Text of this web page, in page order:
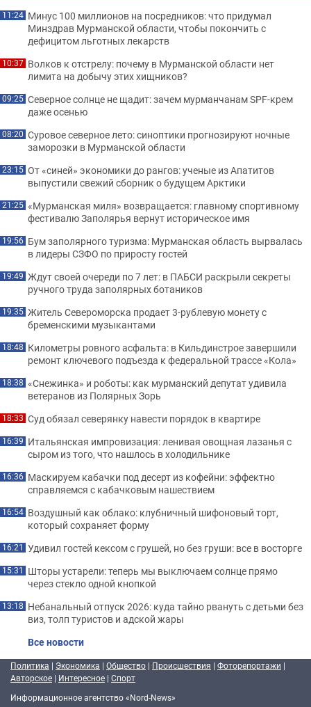
11:24 Минус 100 миллионов на посредников: что придумал
Минздрав Мурманской области, чтобы покончить с
дефицитом льготных лекарств
10:37 Волков к отстрелу: почему в Мурманской области нет
лимита на добычу этих хищников?
09:25 Северное солнце не щадит: зачем мурманчанам SPF-крем
даже осенью
08:20 Суровое северное лето: синоптики прогнозируют ночные
заморозки в Мурманской области
23:15 От «синей» экономики до рангов: ученые из Апатитов
выпустили свежий сборник о будущем Арктики
21:25 «Мурманская миля» возвращается: главному спортивному
фестивалю Заполярья вернут историческое имя
19:56 Бум заполярного туризма: Мурманская область вырвалась
в лидеры СЗФО по приросту гостей
19:49 Ждут своей очереди по 7 лет: в ПАБСИ раскрыли секреты
ручного труда заполярных ботаников
19:35 Житель Североморска продает 3-рублевую монету с
бременскими музыкантами
18:48 Километры ровного асфальта: в Кильдинстрое завершили
ремонт ключевого подъезда к федеральной трассе «Кола»
18:38 «Снежинка» и роботы: как мурманский депутат удивила
ветеранов из Полярных Зорь
18:33 Суд обязал северянку навести порядок в квартире
16:39 Итальянская импровизация: ленивая овощная лазанья с
сыром из того, что нашлось в холодильнике
16:36 Маскируем кабачки под десерт из кофейни: эффектно
справляемся с кабачковым нашествием
16:54 Воздушный как облако: клубничный шифоновый торт,
который сохраняет форму
16:21 Удивил гостей кексом с грушей, но без груши: все в восторге
15:31 Шторы устарели: теперь мы выключаем солнце прямо
через стекло одной кнопкой
13:18 Небанальный отпуск 2026: куда тайно рвануть с детьми без
виз, толп туристов и адской жары
Все новости
Политика | Экономика | Общество | Происшествия | Фоторепортажи |
Авторское | Интересное | Спорт
Информационное агентство «Nord-News»